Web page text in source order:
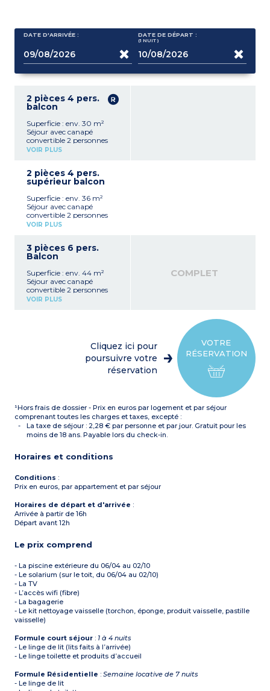
DATE D'ARRIVÉE : DATE DE DÉPART :
(1 NUIT )
2 pièces 4 pers.
balcon
Superficie : env. 30 m²
Séjour avec canapé
convertible 2 personnes
Kitchenette équipée
ondes, lave-vaisselle,
bouilloire)
jumeaux (modulables en lit
double)
Salle de bains avec WC
Balcon avec mobilier de
VOIR PLUS
2 pièces 4 pers.
supérieur balcon
Superficie : env. 36 m²
Séjour avec canapé
convertible 2 personnes
Kitchenette équipée
ondes, lave-vaisselle,
bouilloire)
jumeaux (modulables en lit
double)
Salle de bains ou de douche
avec WC
VOIR PLUS
3 pièces 6 pers.
Balcon
Superficie : env. 44 m²
Séjour avec canapé
convertible 2 personnes
Kitchenette équipée
jumeaux (modulables en lit
Chambre avec 2 lits
jardin
VOIR PLUS
COMPLET
VOTRE
RÉSERVATION
Cliquez ici pour
poursuivre votre
réservation
¹Hors frais de dossier - Prix en euros par logement et par séjour
comprenant toutes les charges et taxes, excepté :
La taxe de séjour : 2,28 € par personne et par jour. Gratuit pour les
moins de 18 ans. Payable lors du check-in.
Horaires et conditions
Conditions :
Prix en euros, par appartement et par séjour
Horaires de départ et d'arrivée :
Arrivée à partir de 16h
Départ avant 12h
Le prix comprend
- La piscine extérieure du 06/04 au 02/10
- Le solarium (sur le toit, du 06/04 au 02/10)
- La TV
- L’accès wifi (fibre)
- La bagagerie
- Le kit nettoyage vaisselle (torchon, éponge, produit vaisselle, pastille
vaisselle)
Formule court séjour : 1 à 4 nuits
- Le linge de lit (lits faits à l’arrivée)
- Le linge toilette et produits d’accueil
Formule Résidentielle :Semaine locative de 7 nuits
- Le linge de lit